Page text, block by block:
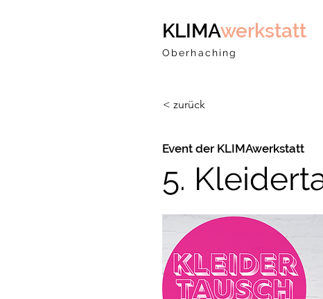
KLIMAwerkstatt
Oberhaching
< zurück
Event der KLIMAwerkstatt
5.